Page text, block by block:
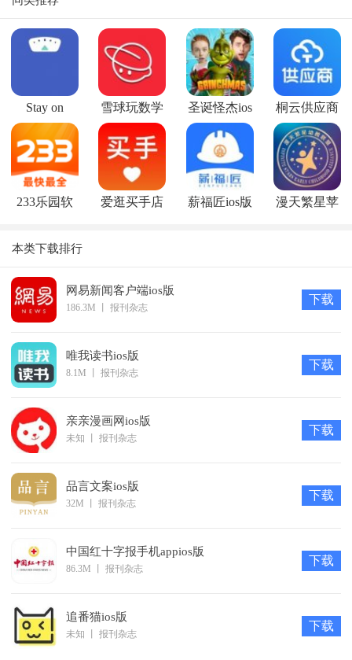
软件优势
全网最全小说，追书者最爱。
贴心的设计功能，智能安心看小说。
软件亮点
不限时、随时随地想看就看！
不限量、百万热门任你畅读！
我的书架：与网站书架同步，用户在网站、客户端有统一的
体验，且客户端增加了提醒功能
设置：个人信息的设置、充值、清除缓存、意见反馈等功能
【全免时代】
采用创新free阅读模式，让用户可以真正读到自己喜欢的小
Stay on
Trackios版
雪球玩数学
圣诞怪杰ios
版
桐云供应商
ios版
233乐园软
爱逛买手店
薪福匠ios版
漫天繁星苹
本类下载排行
网易新闻客户端ios版
186.3M 报刊杂志
下载
唯我读书ios版
8.1M 报刊杂志
下载
亲亲漫画网ios版
未知 报刊杂志
下载
品言文案ios版
32M 报刊杂志
下载
中国红十字报手机appios版
86.3M 报刊杂志
下载
追番猫ios版
未知 报刊杂志
下载